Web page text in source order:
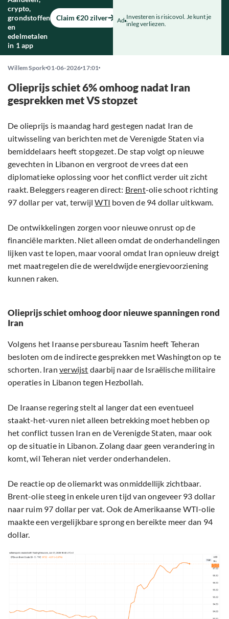
crypto,
grondstoffen
en
edelmetalen
in 1 app
Claim €20 zilver Ad Investeren is risicovol. Je kunt je
inleg verliezen.
Willem Spork 01-06-2026 17:01
Olieprijs schiet 6% omhoog nadat Iran
gesprekken met VS stopzet
De olieprijs is maandag hard gestegen nadat Iran de
uitwisseling van berichten met de Verenigde Staten via
bemiddelaars heeft stopgezet. De stap volgt op nieuwe
gevechten in Libanon en vergroot de vrees dat een
diplomatieke oplossing voor het conflict verder uit zicht
raakt. Beleggers reageren direct: Brent-olie schoot richting
97 dollar per vat, terwijlWTI boven de 94 dollar uitkwam.
De ontwikkelingen zorgen voor nieuwe onrust op de
financiële markten. Niet alleen omdat de onderhandelingen
lijken vast te lopen, maar vooral omdat Iran opnieuw dreigt
met maatregelen die de wereldwijde energievoorziening
kunnen raken.
Olieprijs schiet omhoog door nieuwe spanningen rond
Iran
Volgens het Iraanse persbureau Tasnim heeft Teheran
besloten om de indirecte gesprekken met Washington op te
schorten. Iran verwijst daarbij naar de Israëlische militaire
operaties in Libanon tegen Hezbollah.
De Iraanse regering stelt al langer dat een eventueel
staakt-het-vuren niet alleen betrekking moet hebben op
het conflict tussen Iran en de Verenigde Staten, maar ook
op de situatie in Libanon. Zolang daar geen verandering in
komt, wil Teheran niet verder onderhandelen.
De reactie op de oliemarkt was onmiddellijk zichtbaar.
Brent-olie steeg in enkele uren tijd van ongeveer 93 dollar
naar ruim 97 dollar per vat. Ook de Amerikaanse WTI-olie
maakte een vergelijkbare sprong en bereikte meer dan 94
dollar.